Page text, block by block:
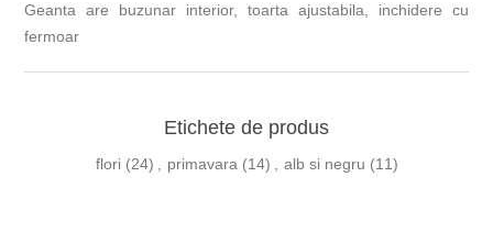
Geanta are buzunar interior, toarta ajustabila, inchidere cu
fermoar
Etichete de produs
flori (24) , primavara (14) , alb si negru (11)